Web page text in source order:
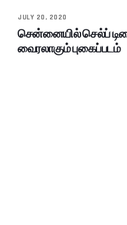
JULY 20, 2020
சென்னையில் செல்ப்
வைரலாகும் புகைப்படம்